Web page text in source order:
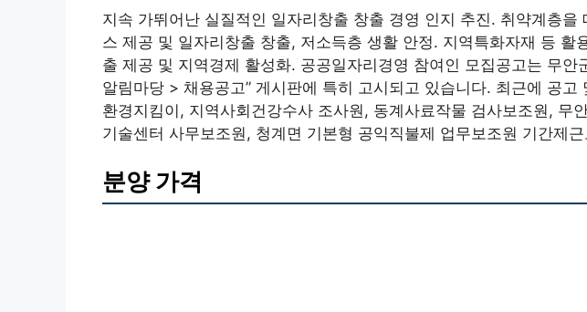
지속 가뛰어난 실질적인 일자리창출 창출 경영 인지 추진. 취약계층을
스 제공 및 일자리창출 창출, 저소득층 생활 안정. 지역특화자재 등 활
출 제공 및 지역경제 활성화. 공공일자리경영 참여인 모집공고는 무안
알림마당 > 채용공고” 게시판에 특히 고시되고 있습니다. 최근에 공고
환경지킴이, 지역사회건강수사 조사원, 동계사료작물 검사보조원, 무
기술센터 사무보조원, 청계면 기본형 공익직불제 업무보조원 기간제
분양 가격